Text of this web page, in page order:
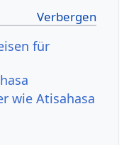
für
wie Atisahasa